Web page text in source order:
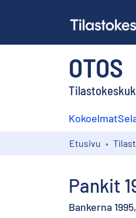
OTOS
Kokoelmat
Etusivu
Pankit
Bankerna